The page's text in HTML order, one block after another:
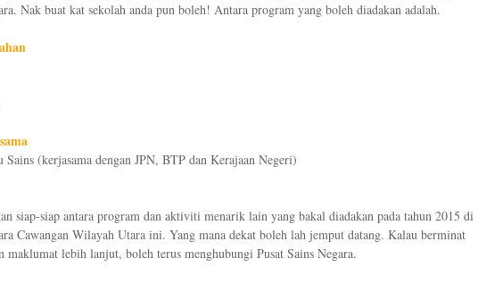
Nak buat kat sekolah anda pun boleh! Antara program yang boleh diadakan adalah.
(kerjasama dengan JPN, BTP dan Kerajaan Negeri)
siap-siap antara program dan aktiviti menarik lain yang bakal diadakan pada tahun 2015 di
Cawangan Wilayah Utara ini. Yang mana dekat boleh lah jemput datang. Kalau berminat
maklumat lebih lanjut, boleh terus menghubungi Pusat Sains Negara.